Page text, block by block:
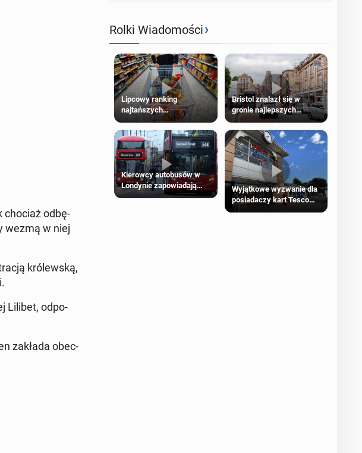
chociaż od­bę­
wezmą w niej
kró­lew­ską,
Lilibet, od­po­
zakłada obec­
Rolki Wiadomości›
Lipcowy ranking
najtańszych
supermarketów
Bristol znalazł się w
gronie najlepszych
kierunków podróży na
świecie
Kierowcy autobusów w
Londynie zapowiadają
strajki
Wyjątkowe wyzwanie dla
posiadaczy kart Tesco
Clubcard!